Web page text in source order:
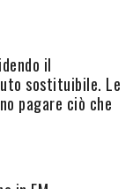
il
sostituibile. Le
pagare ciò che